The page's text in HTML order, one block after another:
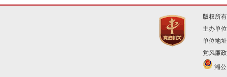
版权所
主办单
单位地
党风廉
湘